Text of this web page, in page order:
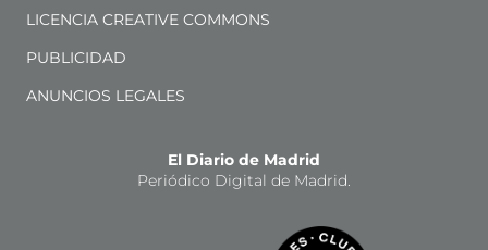
LICENCIA CREATIVE COMMONS
PUBLICIDAD
ANUNCIOS LEGALES
El Diario de Madrid
Periódico Digital de Madrid.